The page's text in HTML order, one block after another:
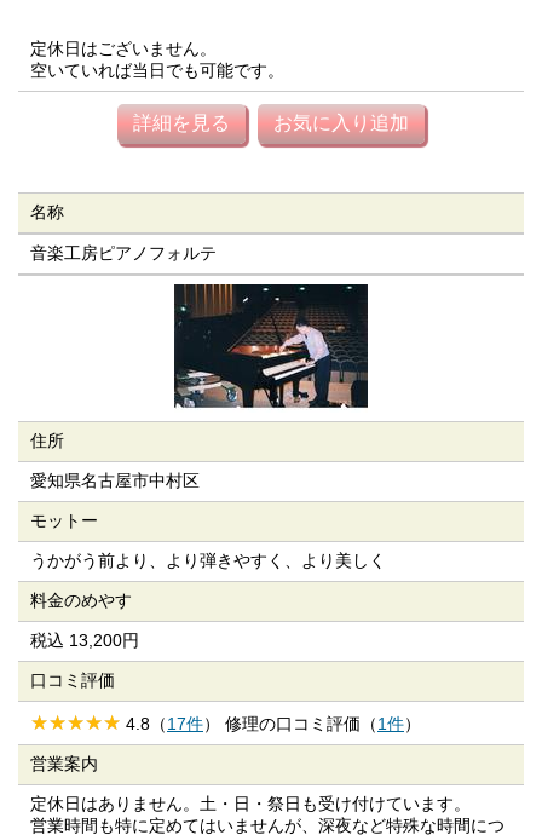
定休日はございません。
空いていれば当日でも可能です。
詳細を見る お気に入り追加
名称
音楽工房ピアノフォルテ
住所
愛知県名古屋市中村区
モットー
うかがう前より、より弾きやすく、より美しく
料金のめやす
税込 13,200円
口コミ評価
4.8（17件） 修理の口コミ評価（1件）
営業案内
定休日はありません。土・日・祭日も受け付けています。
営業時間も特に定めてはいませんが、深夜など特殊な時間につ